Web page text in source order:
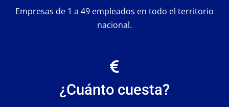
Empresas de 1 a 49 empleados en todo el territorio
nacional.
¿Cuánto cuesta?